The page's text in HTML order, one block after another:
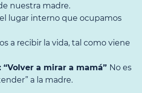
nuestra madre.
lugar interno que ocupamos
a recibir la vida, tal como viene
a mirar a mamá” No es
a la madre.